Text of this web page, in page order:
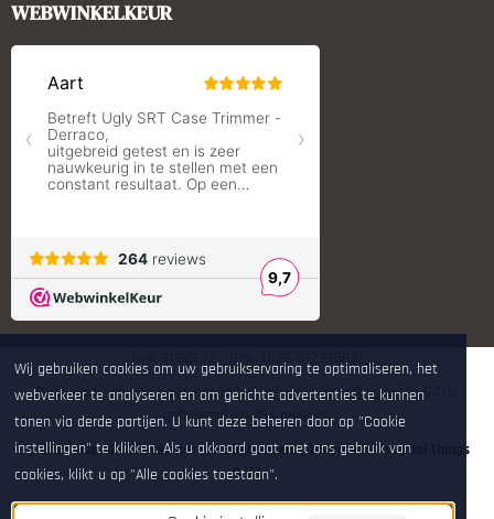
Monstrum Tactical
S.T. Dupont
Shooters Global
Shooting Technology - Reloading
SleipnerX Bipods
SuperTrickler
Tier One Bipods
True Flite
Ugly Reloading - Derraco Enginee
Vortex Optics
WEBWINKELKEUR
KvK: 81180632 - Btw: NL861972995B01
De waardering van www.hop.nl bijWebwinkelKeur Reviewsis 9.7/10
gebaseerd op 264 reviews.
© 2026 Hop.nl - Alle rechten voorbehouden. [Onderdeel van Cool Things
B.V.]
Wij gebruiken cookies om uw gebruikservaring te optimaliseren, het
webverkeer te analyseren en om gerichte advertenties te kunnen
tonen via derde partijen. U kunt deze beheren door op "Cookie
instellingen" te klikken. Als u akkoord gaat met ons gebruik van
cookies, klikt u op "Alle cookies toestaan".